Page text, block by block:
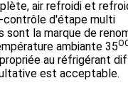
air refroidi et
contrôle d'étape multi
sont la marque de
ambiante 35
au réfrigérant
est acceptable.